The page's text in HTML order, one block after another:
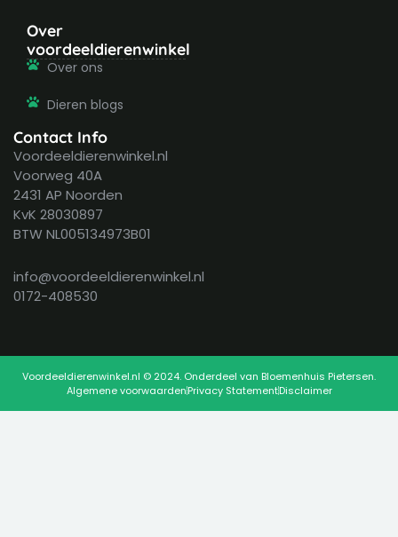
Over
voordeeldierenwinkel
Over ons
Dieren blogs
Contact Info
Voordeeldierenwinkel.nl
Voorweg 40A
2431 AP Noorden
KvK 28030897
BTW NL005134973B01
info@voordeeldierenwinkel.nl
0172-408530
Voordeeldierenwinkel.nl © 2024. Onderdeel van Bloemenhuis Pietersen.
Algemene voorwaardenPrivacy StatementDisclaimer